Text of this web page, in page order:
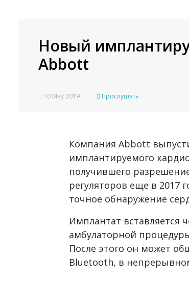
Новый
Abbott
10 May 2019 Прослушать
Компания Abbott
имплантируемого
получившего
регуляторов еще в 2017
точное обнаружение
Имплантат вставляется
амбулаторной
После этого он может
Bluetooth, в